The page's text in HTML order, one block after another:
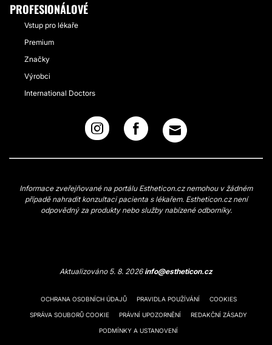
PROFESIONÁLOVÉ
Vstup pro lékaře
Premium
Značky
Výrobci
International Doctors
Informace zveřejňované na portálu Estheticon.cz nemohou v žádném
případě nahradit konzultaci pacienta s lékařem. Estheticon.cz není
odpovědný za produkty nebo služby nabízené odborníky.
Aktualizováno 5. 8. 2026info@estheticon.cz
OCHRANA OSOBNÍCH ÚDAJŮ PRAVIDLA POUŽÍVÁNÍ COOKIES
SPRÁVA SOUBORŮ COOKIE PRÁVNÍ UPOZORNĚNÍ REDAKČNÍ ZÁSADY
PODMÍNKY A USTANOVENÍ